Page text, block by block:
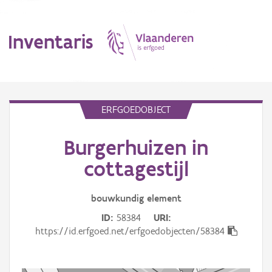
Inventaris
ERFGOEDOBJECT
Burgerhuizen in
cottagestijl
bouwkundig element
ID 58384
URI
https://id.erfgoed.net/erfgoedobjecten/58384